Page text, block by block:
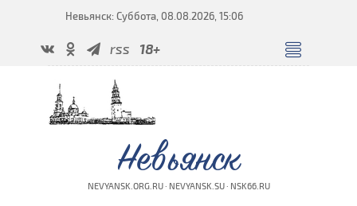
Невьянск: Суббота, 08.08.2026, 15:06
rss 18+
Невьянск
NEVYANSK.ORG.RU · NEVYANSK.SU · NSK66.RU